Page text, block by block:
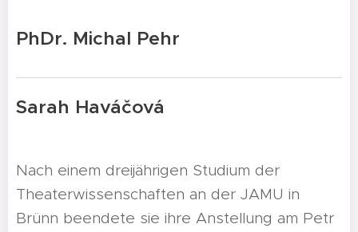
PhDr. Michal Pehr
Sarah Haváčová
Nach einem dreijährigen Studium der
Theaterwissenschaften an der JAMU in
Brünn beendete sie ihre Anstellung am Petr